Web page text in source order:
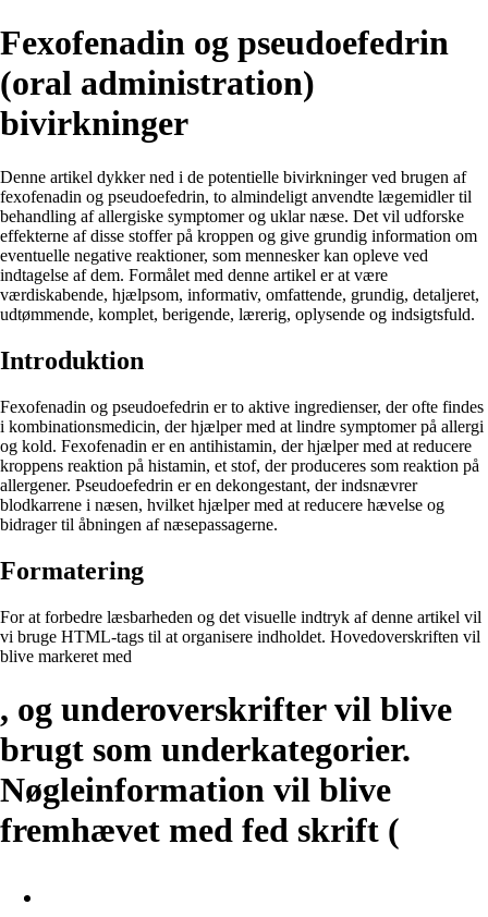
Fexofenadin og pseudoefedrin
(oral administration)
bivirkninger
Denne artikel dykker ned i de potentielle bivirkninger ved brugen af ​​
fexofenadin og pseudoefedrin, to almindeligt anvendte lægemidler til
behandling af allergiske symptomer og uklar næse. Det vil udforske
effekterne af disse stoffer på kroppen og give grundig information om
eventuelle negative reaktioner, som mennesker kan opleve ved
indtagelse af dem. Formålet med denne artikel er at være
værdiskabende, hjælpsom, informativ, omfattende, grundig, detaljeret,
udtømmende, komplet, berigende, lærerig, oplysende og indsigtsfuld.
Introduktion
Fexofenadin og pseudoefedrin er to aktive ingredienser, der ofte findes
i kombinationsmedicin, der hjælper med at lindre symptomer på allergi
og kold. Fexofenadin er en antihistamin, der hjælper med at reducere
kroppens reaktion på histamin, et stof, der produceres som reaktion på
allergener. Pseudoefedrin er en dekongestant, der indsnævrer
blodkarrene i næsen, hvilket hjælper med at reducere hævelse og
bidrager til åbningen af ​​næsepassagerne.
Formatering
For at forbedre læsbarheden og det visuelle indtryk af denne artikel vil
vi bruge HTML-tags til at organisere indholdet. Hovedoverskriften vil
blive markeret med
, og underoverskrifter vil blive
brugt som underkategorier.
Nøgleinformation vil blive
fremhævet med fed skrift (